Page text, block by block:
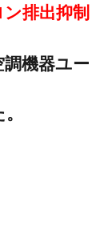
ン排出抑制
機器ユー